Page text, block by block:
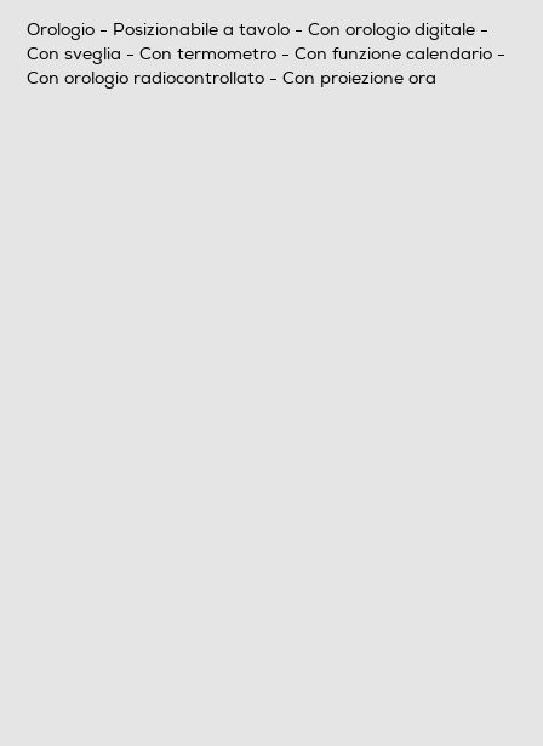
Posizionamento
Orologio - Posizionabile a tavolo - Con orologio digitale -
Con sveglia - Con termometro - Con funzione calendario -
Con orologio radiocontrollato - Con proiezione ora